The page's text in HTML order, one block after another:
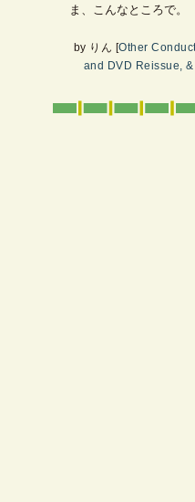
ま、こんなところで。
by りん [Other
and DVD Reissue,